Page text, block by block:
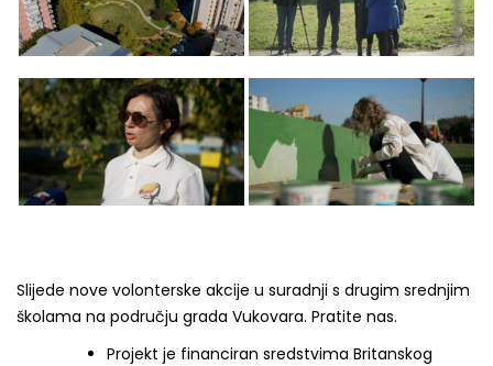
Slijede nove volonterske akcije u suradnji s drugim srednjim
školama na području grada Vukovara. Pratite nas.
Projekt je financiran sredstvima Britanskog